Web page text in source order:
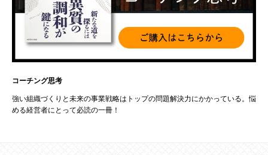
コーチング思考
強い組織づくりと未来の事業戦略はトップの問題解決力にかかっている。悩
める経営者にとって必読の一冊！